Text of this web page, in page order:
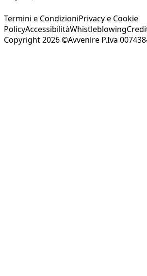
Termini e CondizioniPrivacy e Cookie
PolicyAccessibilitàWhistleblowing
Copyright 2026 ©Avvenire P.Iva